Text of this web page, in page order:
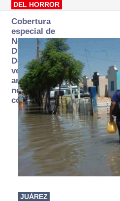
DEL HORROR
Cobertura
especial de
Norte
Digital:
Donde la
verdad
arde… pero
no se
consume
JUÁREZ